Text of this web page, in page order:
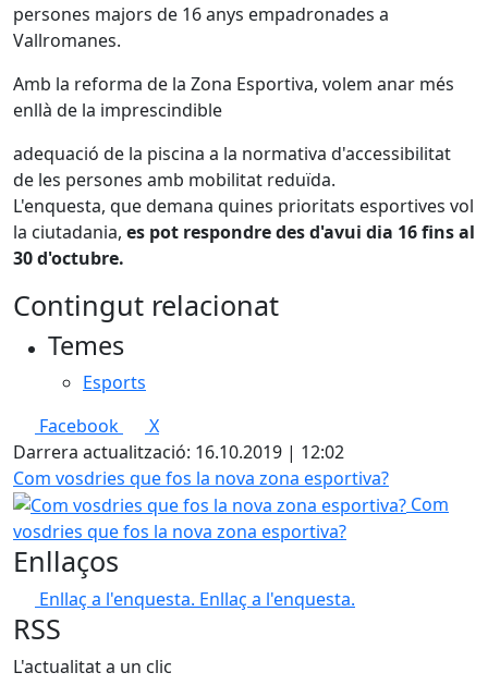
persones majors de 16 anys empadronades a
Vallromanes.
Amb la reforma de la Zona Esportiva, volem anar més
enllà de la imprescindible
adequació de la piscina a la normativa d'accessibilitat
de les persones amb mobilitat reduïda.
L'enquesta, que demana quines prioritats esportives vol
la ciutadania, es pot respondre des d'avui dia 16 fins al
30 d'octubre.
Contingut relacionat
Temes
Esports
Facebook
X
Darrera actualització: 16.10.2019 | 12:02
Com vosdries que fos la nova zona esportiva?
Com
vosdries que fos la nova zona esportiva?
Enllaços
Enllaç a l'enquesta. Enllaç a l'enquesta.
RSS
L'actualitat a un clic